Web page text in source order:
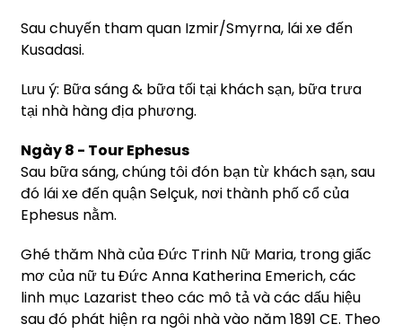
Sau chuyến tham quan Izmir/Smyrna, lái xe đến
Kusadasi.
Lưu ý: Bữa sáng & bữa tối tại khách sạn, bữa trưa
tại nhà hàng địa phương.
Ngày 8 - Tour Ephesus
Sau bữa sáng, chúng tôi đón bạn từ khách sạn, sau
đó lái xe đến quận Selçuk, nơi thành phố cổ của
Ephesus nằm.
Ghé thăm Nhà của Đức Trinh Nữ Maria, trong giấc
mơ của nữ tu Đức Anna Katherina Emerich, các
linh mục Lazarist theo các mô tả và các dấu hiệu
sau đó phát hiện ra ngôi nhà vào năm 1891 CE. Theo